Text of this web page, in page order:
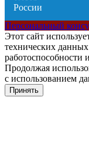
Персональный
Этот сайт
технических
работоспособности
Продолжая
с использованием
Принять